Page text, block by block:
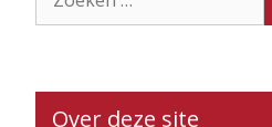
naar:
Over deze site